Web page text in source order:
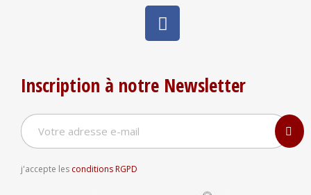
Inscription à notre Newsletter
j'accepte les conditions RGPD